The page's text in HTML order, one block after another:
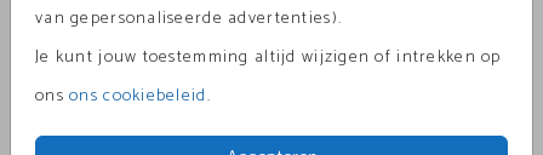
van gepersonaliseerde advertenties).
Je kunt jouw toestemming altijd wijzigen of intrekken op
onsons cookiebeleid.
Omschrijving
oud-hollands 15,6 x 22
Prijs:€ 0,69 per 1